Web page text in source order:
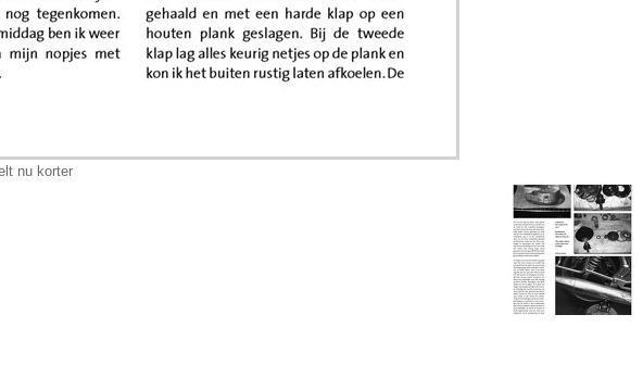
nu korter